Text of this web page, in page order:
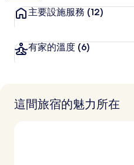
主要設施服務 (12)
有家的溫度 (6)
這間旅宿的魅力所在